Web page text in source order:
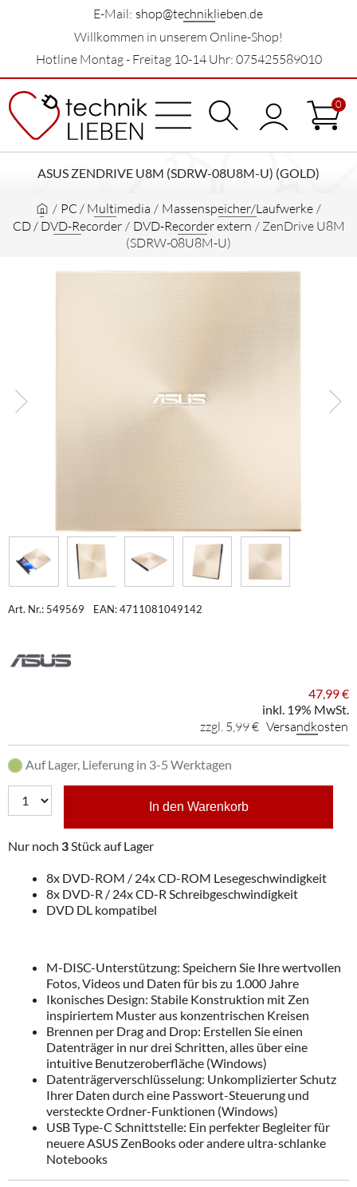
E-Mail: shop@techniklieben.de
Willkommen in unserem Online-Shop!
Hotline Montag - Freitag 10-14 Uhr: 075425589010
0
ASUS ZENDRIVE U8M (SDRW-08U8M-U) (GOLD)
/ PC / Multimedia / Massenspeicher/Laufwerke /
CD / DVD-Recorder / DVD-Recorder extern / ZenDrive U8M
(SDRW-08U8M-U)
Art. Nr.: 549569 EAN: 4711081049142
47,99 €
inkl. 19% MwSt.
zzgl. 5,99 € Versandkosten
Auf Lager, Lieferung in 3-5 Werktagen
In den Warenkorb
Nur noch 3Stück auf Lager
8x DVD-ROM / 24x CD-ROM Lesegeschwindigkeit
8x DVD-R / 24x CD-R Schreibgeschwindigkeit
DVD DL kompatibel
M-DISC-Unterstützung: Speichern Sie Ihre wertvollen
Fotos, Videos und Daten für bis zu 1.000 Jahre
Ikonisches Design: Stabile Konstruktion mit Zen
inspiriertem Muster aus konzentrischen Kreisen
Brennen per Drag and Drop: Erstellen Sie einen
Datenträger in nur drei Schritten, alles über eine
intuitive Benutzeroberfläche (Windows)
Datenträgerverschlüsselung: Unkomplizierter Schutz
Ihrer Daten durch eine Passwort-Steuerung und
versteckte Ordner-Funktionen (Windows)
USB Type-C Schnittstelle: Ein perfekter Begleiter für
neuere ASUS ZenBooks oder andere ultra-schlanke
Notebooks